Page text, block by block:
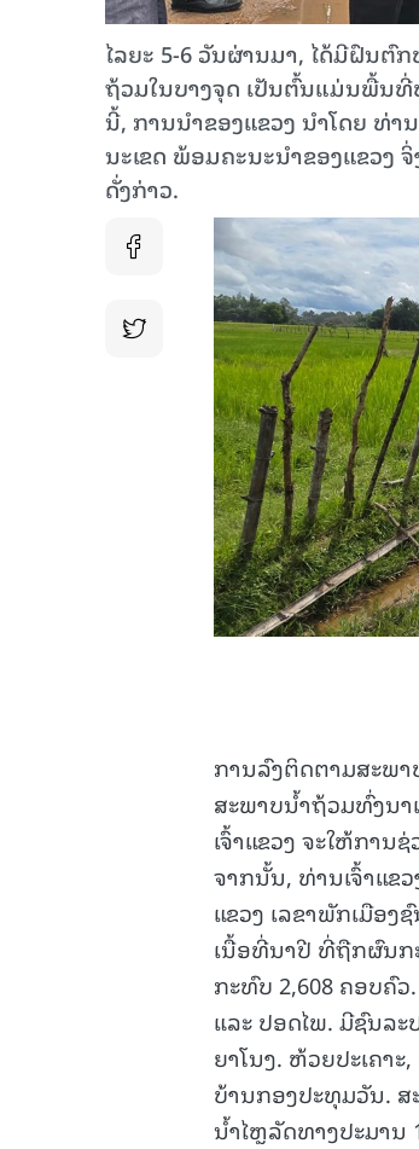
ໄລຍະ 5-6 ວັນຜ່ານມາ, ໄດ້ມີຝົນຕົ
ຖ້ວມໃນບາງຈຸດ ເປັນຕົ້ນແມ່ນພື້ນທີ່
ນີ້, ການນໍາຂອງແຂວງ ນໍາໂດຍ ທ່າ
ນະເຂດ ພ້ອມຄະນະນຳຂອງແຂວງ
ດັ່ງກ່າວ.
ການລົງຕິດຕາມສະພາ
ສະພາບນໍ້າຖ້ວມທົ່ງນາ
ເຈົ້າແຂວງ ຈະໃຫ້ກາ
ຈາກນັ້ນ, ທ່ານເຈົ້າແຂ
ແຂວງ ເລຂາພັກເມືອ
ເນື້ອທີ່ນາປີ ທີ່ຖືກຜົນກ
ກະທົບ 2,608 ຄອບຄົວ.
ແລະ ປອດໄພ. ມີຊົນລ
ຍາໂນງ. ຫ້ວຍປະເຄາ
ບ້ານກອງປະທຸມວັນ.
ນໍ້າໄຫຼລັດທາງປະມານ